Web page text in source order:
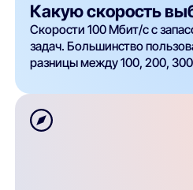
Какую скорость
Скорости 100 Мбит/с с
задач. Большинство
разницы между 100, 200,